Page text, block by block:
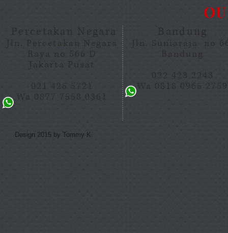
Percetakan Negara
Jln. Percetakan Negara
Raya no 566 D
Jakarta Pusat
021 425 5721
Wa 0877 7558 0361
Bandung
Jln. Suniaraja no
Bandung
022 423 2243
Wa 0818 0965 2759
Design 2015 by Tommy K.